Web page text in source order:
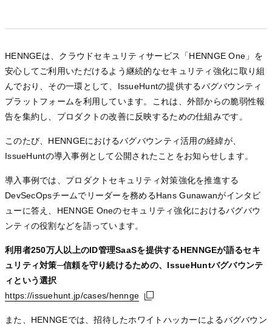
HENNGEは、クラウドセキュリティサービス「HENNGE One」を
安心してご利用いただけるよう継続的なセキュリティ強化に取り組
んでおり、その一環として、IssueHuntの提供するバグバウンティ
プラットフォームを利用しています。これは、外部からの脆弱性報
告を集約し、プロダクトの改善に反映するための仕組みです。
このたび、HENNGEにおけるバグバウンティ活用の経緯が、
IssueHuntの導入事例として公開されたことをお知らせします。
導入事例では、プロダクトセキュリティ対策強化を推進する
DevSecOpsチームでリーダーを務めるHans Gunawanがインタビ
ューに答え、HENNGE Oneのセキュリティ強化におけるバグバウ
ンティの役割などを語っています。
利用者250万人以上のID管理SaaSを提供するHENNGEが語るセキ
ュリティ対策─信頼を守り続けるための、IssueHuntバグバウンテ
ィという選択
https://issuehunt.jp/cases/hennge
https://issuehunt.jp/cases/hennge
https://issuehunt.jp/cases/hennge
また、HENNGEでは、招待したホワイトハッカーによるバグバウン